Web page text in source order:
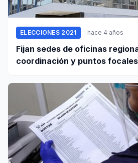
ELECCIONES 2021 hace 4 años
Fijan sedes de oficinas
coordinación y puntos